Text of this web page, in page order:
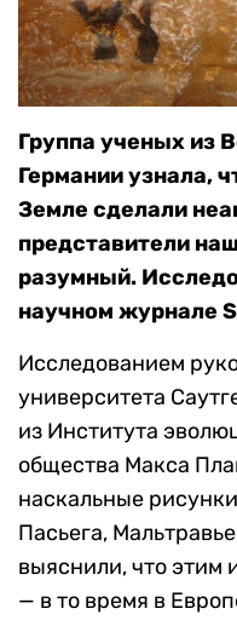
Группа ученых из
Германии узнала,
Земле сделали
представители
разумный.
научном журнале
Исследованием
университета
из Института
общества Макса
наскальные
Пасьега,
выяснили, что этим
— в то время в